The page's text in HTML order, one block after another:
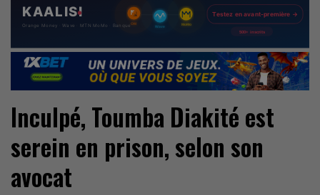
Inculpé, Toumba Diakité est
serein en prison, selon son
avocat